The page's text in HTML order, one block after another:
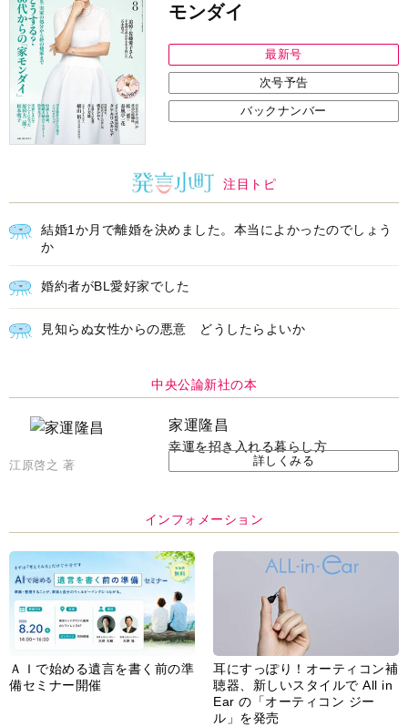
モンダイ
最新号
次号予告
バックナンバー
注目トピ
結婚1か月で離婚を決めました。本当によかったのでしょう
か
婚約者がBL愛好家でした
見知らぬ女性からの悪意 どうしたらよいか
中央公論新社の本
家運隆昌
幸運を招き入れる暮らし方
江原啓之 著 詳しくみる
インフォメーション
ＡＩで始める遺言を書く前の準
備セミナー開催
耳にすっぽり！オーティコン補
聴器、新しいスタイルで All in
Ear の「オーティコン ジー
ル」を発売